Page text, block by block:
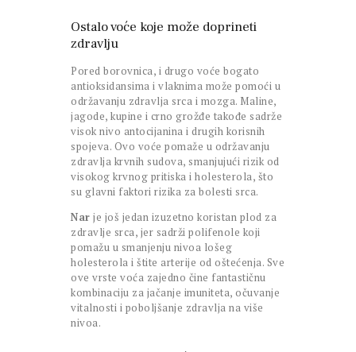
Ostalo voće koje može doprineti
zdravlju
Pored borovnica, i drugo voće bogato
antioksidansima i vlaknima može pomoći u
održavanju zdravlja srca i mozga. Maline,
jagode, kupine i crno grožđe takođe sadrže
visok nivo antocijanina i drugih korisnih
spojeva. Ovo voće pomaže u održavanju
zdravlja krvnih sudova, smanjujući rizik od
visokog krvnog pritiska i holesterola, što
su glavni faktori rizika za bolesti srca.
Nar je još jedan izuzetno koristan plod za
zdravlje srca, jer sadrži polifenole koji
pomažu u smanjenju nivoa lošeg
holesterola i štite arterije od oštećenja. Sve
ove vrste voća zajedno čine fantastičnu
kombinaciju za jačanje imuniteta, očuvanje
vitalnosti i poboljšanje zdravlja na više
nivoa.